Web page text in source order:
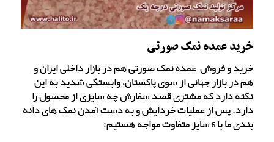
خرید عمده نمک صورتی
خرید و فروش عمده نمک صورتی هم در بازار داخلی ایران و
هم در بازار جهانی از سوی پاکستان، وابستگی شدید به این
نکته دارد که مشتری قصد سفارش چه سایزی از محصول را
دارد. پس از عملیات خردایش و به دست آمدن نمک های دانه
بندی ما با 5 سایز متفاوت مواجه هستیم: